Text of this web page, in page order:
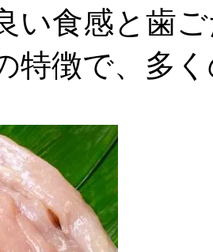
い食感と歯
特徴で、多